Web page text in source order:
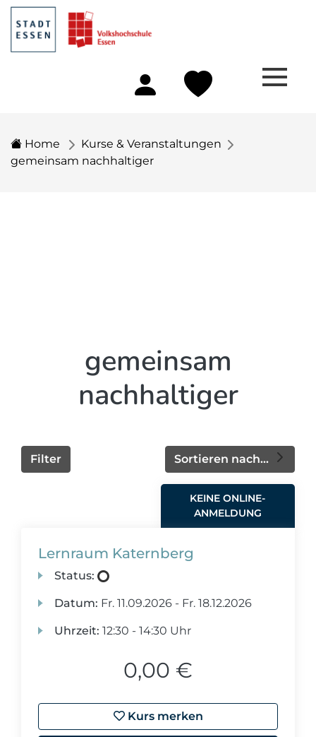
Home
Kurse & Veranstaltungen
gemeinsam nachhaltiger
gemeinsam
nachhaltiger
Sortieren nach...
Filter
KEINE ONLINE-
ANMELDUNG
Lernraum Katernberg
Status:
Datum: Fr. 11.09.2026 - Fr. 18.12.2026
Uhrzeit: 12:30 - 14:30 Uhr
0,00 €
Kurs merken